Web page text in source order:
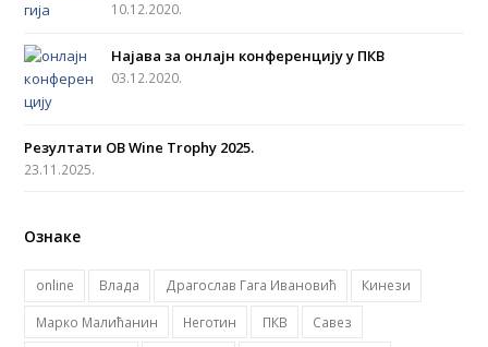
k
a
m
10.12.2020.
Најава за онлајн конференцију у ПКВ
03.12.2020.
Резултати OB Wine Trophy 2025.
23.11.2025.
Ознаке
online Влада Драгослав Гага Ивановић
Кинези
Марко Малићанин
Неготин ПКВ
Савез